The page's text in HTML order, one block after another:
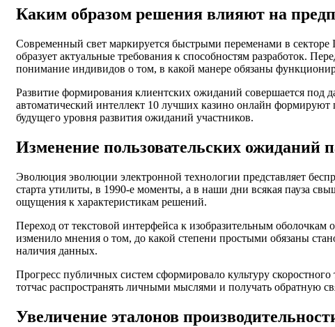
Каким образом решения влияют на
Современный свет маркируется быстрыми переменами в секторе
образует актуальные требования к способностям разработок.
понимание индивидов о том, в какой манере обязаны
Развитие формирования клиентских ожиданий совершается
автоматический интеллект 10 лучших казино онлайн
будущего уровня развития ожиданий участников.
Изменение пользовательских ожиданий
Эволюция эволюции электронной технологии представляет
старта утилиты, в 1990-е моменты, а в наши дни всякая пауза
ощущения к характеристикам решений.
Переход от текстовой интерфейса к изобразительным
изменило мнения о том, до какой степени простыми обязаны
наличия данных.
Прогресс публичных систем сформировало культуру
тотчас распространять личными мыслями и получать обратную
Увеличение эталонов